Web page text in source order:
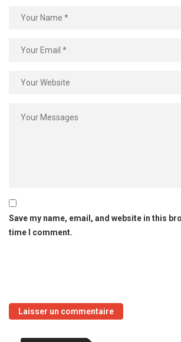
Save my name, email, and website in this
time I comment.